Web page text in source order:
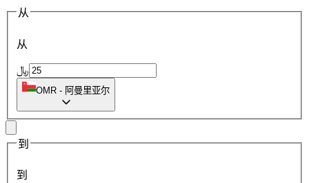
从
从
﷼
OMR - 阿曼里亚尔
到
到